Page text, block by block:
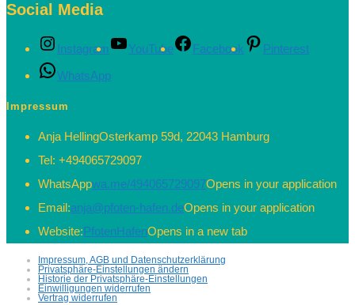
Social Media
Instagram YouTube Facebook
Pinterest
WhatsApp
Impressum
Anja HellingOsterkamp 59d, 22043 Hamburg
Tel: +494065729097
WhatsAppwa.me/494065729097Opens in your application
Email:anja@pfoten-hafen.deOpens in your application
Website:PfotenHafenOpens in a new tab
Impressum, AGB und Datenschutzerklärung
Privatsphäre-Einstellungen ändern
Historie der Privatsphäre-Einstellungen
Einwilligungen widerrufen
Vertrag widerrufen